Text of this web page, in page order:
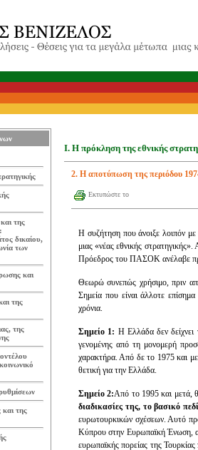
της
δικαίου,
των
και
της
της
της
Ι. Η πρόκληση της εθνικής
2. Η αποτύπωση της περιόδου
Εκτυπώστε το
Η συζήτηση που άνοιξε λοιπόν
μιας «νέας εθνικής
Πρόεδρος του ΠΑΣΟΚ ανέλαβε
Θεωρώ συνεπώς χρήσιμο, πριν
Σημεία που είναι άλλοτε
χρόνια.
Σημείο 1: Η Ελλάδα δεν δείχνει
γενομένης από τη μονομερή
χαρακτήρα. Από δε το 1975 και
θετική για την Ελλάδα.
Σημείο 2:Από το 1995 και μετά,
διαδικασίες της, το βασικό
ευρωτουρκικών σχέσεων. Αυτό
Κύπρου στην Ευρωπαϊκή Ένωση,
ευρωπαϊκής πορείας της